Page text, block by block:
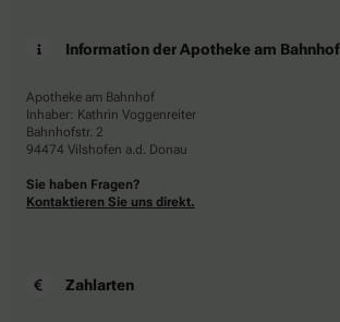
Information der Apotheke am Bahnhof
Apotheke am Bahnhof
Inhaber: Kathrin Voggenreiter
Bahnhofstr. 2
94474 Vilshofen a.d. Donau
Sie haben Fragen?
Kontaktieren Sie uns direkt.
Zahlarten